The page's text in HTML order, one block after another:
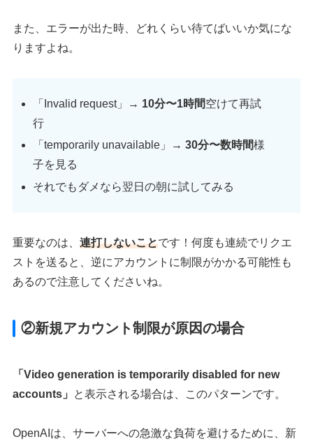
また、エラーが出た時、どれくらい待てばいいか気にな
りますよね。
「Invalid request」→ 10分〜1時間空けて再試
行
「temporarily unavailable」→30分〜数時間様
子を見る
それでもダメなら翌日の朝に試してみる
重要なのは、連打しないことです！何度も連続でリクエ
ストを送ると、逆にアカウントに制限がかかる可能性も
あるので注意してくださいね。
②新規アカウント制限が原因の場合
「Video generation is temporarily disabled for new
accounts」
と表示される場合は、このパターンです。
OpenAIは、サーバーへの急激な負荷を避けるために、新